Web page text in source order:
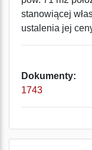
stanowiącej
ustalenia jej
Dokumenty:
1743